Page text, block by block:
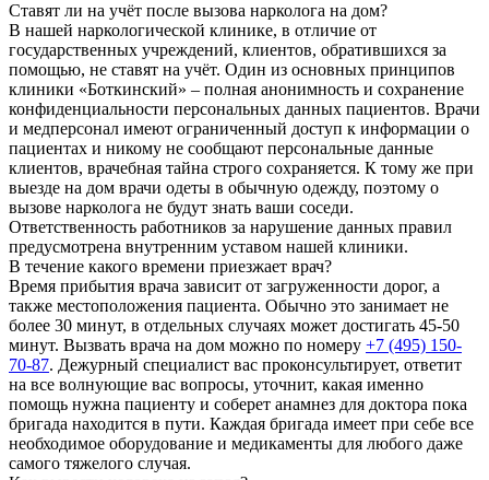
Ставят ли на учёт после вызова нарколога на дом?
В нашей наркологической клинике, в отличие от
государственных учреждений, клиентов, обратившихся за
помощью, не ставят на учёт. Один из основных принципов
клиники «Боткинский» – полная анонимность и сохранение
конфиденциальности персональных данных пациентов. Врачи
и медперсонал имеют ограниченный доступ к информации о
пациентах и никому не сообщают персональные данные
клиентов, врачебная тайна строго сохраняется. К тому же при
выезде на дом врачи одеты в обычную одежду, поэтому о
вызове нарколога не будут знать ваши соседи.
Ответственность работников за нарушение данных правил
предусмотрена внутренним уставом нашей клиники.
В течение какого времени приезжает врач?
Время прибытия врача зависит от загруженности дорог, а
также местоположения пациента. Обычно это занимает не
более 30 минут, в отдельных случаях может достигать 45-50
минут. Вызвать врача на дом можно по номеру +7 (495) 150-
70-87. Дежурный специалист вас проконсультирует, ответит
на все волнующие вас вопросы, уточнит, какая именно
помощь нужна пациенту и соберет анамнез для доктора пока
бригада находится в пути. Каждая бригада имеет при себе все
необходимое оборудование и медикаменты для любого даже
самого тяжелого случая.